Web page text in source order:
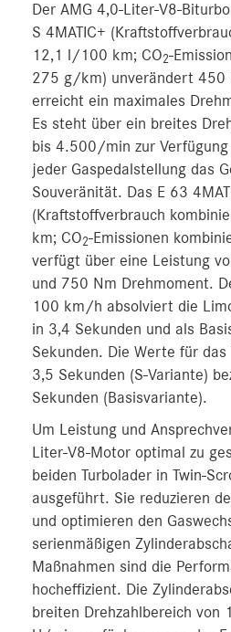
Der AMG 4,0-Liter-V8-
S 4MATIC+
12,1 l/100 km; CO2-
275 g/km) unverändert 450
erreicht ein maximales
Es steht über ein breites
bis 4.500/min zur
jeder Gaspedalstellung das
Souveränität. Das E 63
(Kraftstoffverbrauch
km; CO2-Emissionen
verfügt über eine Leistung
und 750 Nm Drehmoment.
100 km/h absolviert die
in 3,4 Sekunden und als
Sekunden. Die Werte für das
3,5 Sekunden (S-Variante)
Sekunden (Basisvariante).
Um Leistung und
Liter-V8-Motor optimal zu
beiden Turbolader in Twin-
ausgeführt. Sie reduzieren
und optimieren den
serienmäßigen
Maßnahmen sind die
hocheffizient. Die
breiten Drehzahlbereich von